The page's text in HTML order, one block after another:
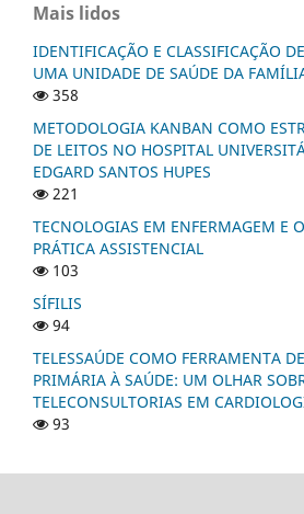
Mais lidos
IDENTIFICAÇÃO E CLASSIFICAÇÃO
UMA UNIDADE DE SAÚDE DA
358
METODOLOGIA KANBAN COMO
DE LEITOS NO HOSPITAL
EDGARD SANTOS HUPES
221
TECNOLOGIAS EM ENFERMAGEM E
PRÁTICA ASSISTENCIAL
103
SÍFILIS
94
TELESSAÚDE COMO FERRAMENTA
PRIMÁRIA À SAÚDE: UM OLHAR
TELECONSULTORIAS EM
93